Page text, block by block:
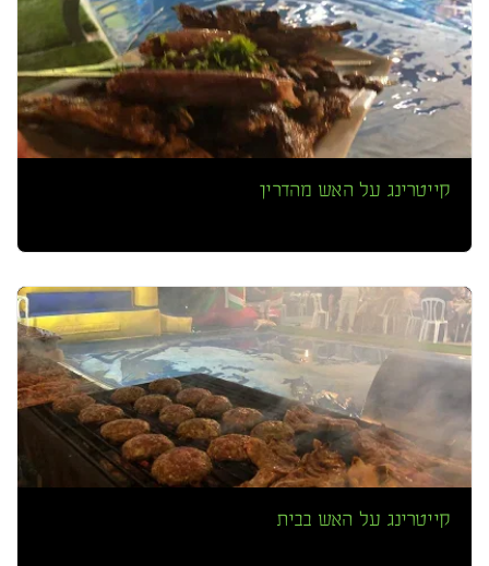
קייטרינג על האש מהדרין
קייטרינג על האש בבית